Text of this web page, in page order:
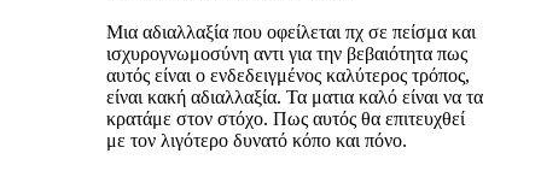
Μια αδιαλλαξία που οφείλεται πχ σε πείσμα και
ισχυρογνωμοσύνη αντι για την βεβαιότητα πως
αυτός είναι ο ενδεδειγμένος καλύτερος τρόπος,
είναι κακή αδιαλλαξία. Τα ματια καλό είναι να τα
κρατάμε στον στόχο. Πως αυτός θα επιτευχθεί
με τον λιγότερο δυνατό κόπο και πόνο.